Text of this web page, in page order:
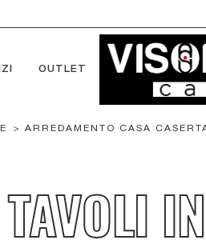
OUTLET
> ARREDAMENTO CASA
TAVOLI